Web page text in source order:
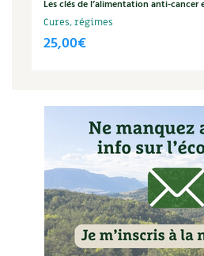
Carnets de saison
Actualités
Vidéos et podcasts
Conseils vidéo des4 saisons
Secrets d’abonné
Les clés de l’alimentation anti-
Cures, régimes
25,00€